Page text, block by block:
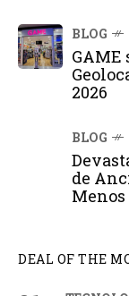
BLOG
GAME
2026
BLOG
de
DEAL OF THE